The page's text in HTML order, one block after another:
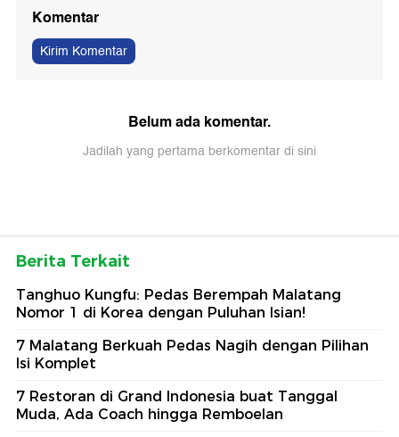
Komentar
Kirim Komentar
Belum ada komentar.
Jadilah yang pertama berkomentar di sini
Berita Terkait
Tanghuo Kungfu: Pedas Berempah Malatang
Nomor 1 di Korea dengan Puluhan Isian!
7 Malatang Berkuah Pedas Nagih dengan Pilihan
Isi Komplet
7 Restoran di Grand Indonesia buat Tanggal
Muda, Ada Coach hingga Remboelan